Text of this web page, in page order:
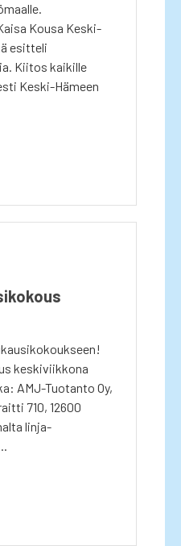
Kousa Keski-
esitteli
Kiitos kaikille
Keski-Hämeen
keskiviikkona
AMJ-Tuotanto Oy,
710, 12600
linja-